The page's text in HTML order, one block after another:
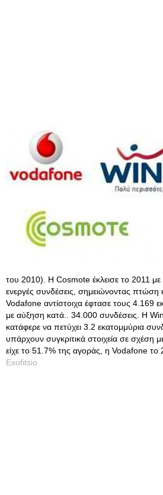
του 2010). Η Cosmote έκλεισε το 2011
ενεργές συνδέσεις, σημειώνοντας πτώση
Vodafone αντίστοιχα έφτασε τους 4.169
με αύξηση κατά.. 34.000 συνδέσεις. Η
κατάφερε να πετύχει 3.2 εκατομμύρια
υπάρχουν συγκριτικά στοιχεία σε σχέση
είχε το 51.7% της αγοράς, η Vodafone το
Exofitsio